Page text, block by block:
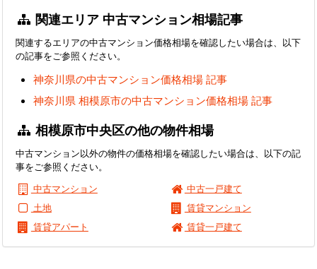
関連エリア 中古マンション相場記事
関連するエリアの中古マンション価格相場を確認したい場合は、以下
の記事をご参照ください。
神奈川県の中古マンション価格相場 記事
神奈川県 相模原市の中古マンション価格相場 記事
相模原市中央区の他の物件相場
中古マンション以外の物件の価格相場を確認したい場合は、以下の記
事をご参照ください。
中古マンション
中古一戸建て
土地
賃貸マンション
賃貸アパート
賃貸一戸建て